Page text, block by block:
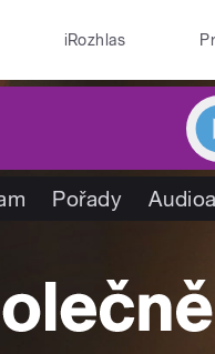
iRozhlas
Pořady